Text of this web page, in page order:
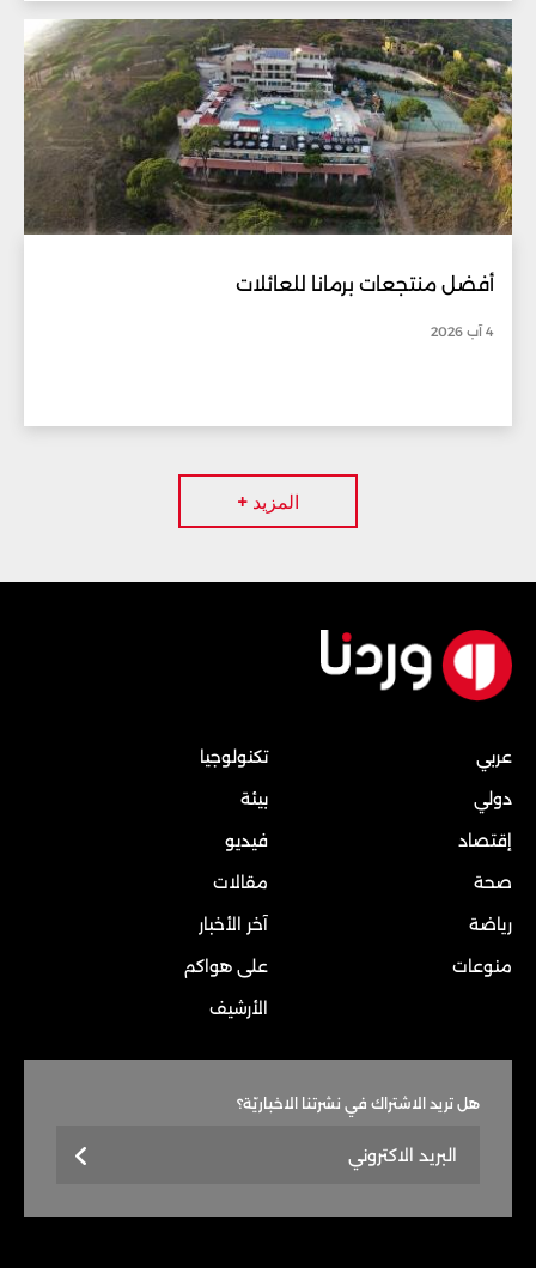
أفضل منتجعات برمانا للعائلات
4 آب 2026
المزيد +
عربي
دولي
إقتصاد
صحة
رياضة
منوعات
تكنولوجيا
بيئة
فيديو
مقالات
آخر الأخبار
على هواكم
الأرشيف
هل تريد الاشتراك في نشرتنا الاخباريّة؟